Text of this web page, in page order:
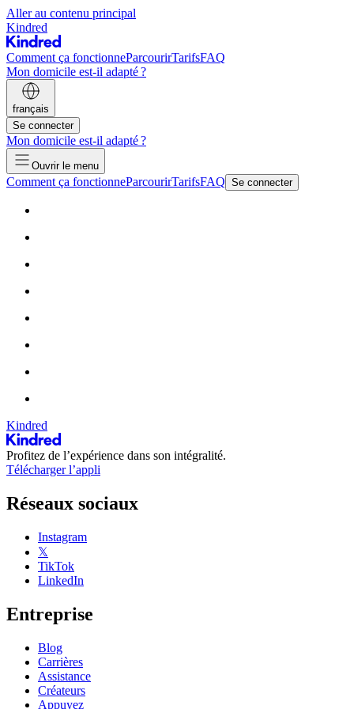
Aller au contenu principal
Kindred
Comment ça fonctionneParcourirTarifsFAQ
Mon domicile est-il adapté ?
français
Se connecter
Mon domicile est-il adapté ?
Ouvrir le menu
Comment ça fonctionneParcourirTarifsFAQ Se connecter
Kindred
Profitez de l’expérience dans son intégralité.
Télécharger l’appli
Réseaux sociaux
Instagram
𝕏
TikTok
LinkedIn
Entreprise
Blog
Carrières
Assistance
Créateurs
Appuyez